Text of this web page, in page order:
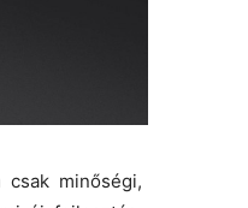
minőségi,